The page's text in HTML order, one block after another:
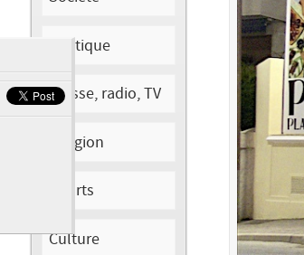
Politique
Presse, radio, TV
Religion
Sports
Culture